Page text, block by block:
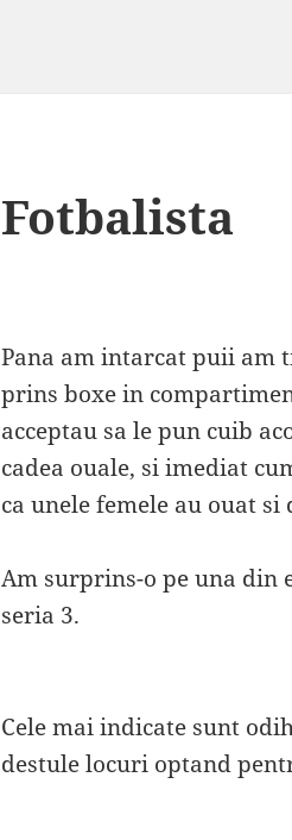
Fotbalista
Pana am intarcat puii am
prins boxe in
acceptau sa le pun cuib
cadea ouale, si imediat
ca unele femele au ouat
Am surprins-o pe una din
seria 3.
Cele mai indicate sunt
destule locuri optand